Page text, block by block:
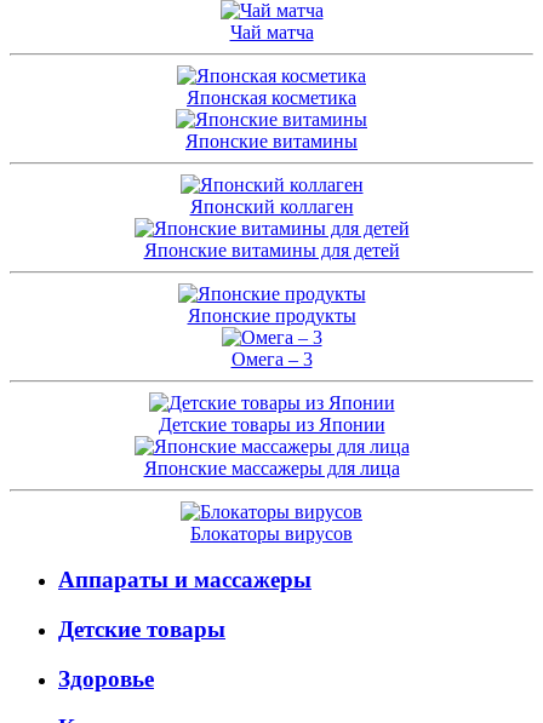
Чай матча
Японская косметика
Японские витамины
Японский коллаген
Японские витамины для детей
Японские продукты
Омега – 3
Детские товары из Японии
Японские массажеры для лица
Блокаторы вирусов
Аппараты и массажеры
Детские товары
Здоровье